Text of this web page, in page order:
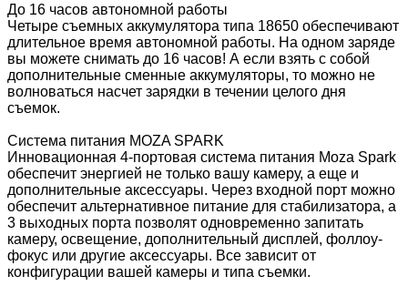
До 16 часов автономной работы
Четыре съемных аккумулятора типа 18650 обеспечивают
длительное время автономной работы. На одном заряде
вы можете снимать до 16 часов! А если взять с собой
дополнительные сменные аккумуляторы, то можно не
волноваться насчет зарядки в течении целого дня
съемок.
Система питания MOZA SPARK
Инновационная 4-портовая система питания Moza Spark
обеспечит энергией не только вашу камеру, а еще и
дополнительные аксессуары. Через входной порт можно
обеспечит альтернативное питание для стабилизатора, а
3 выходных порта позволят одновременно запитать
камеру, освещение, дополнительный дисплей, фоллоу-
фокус или другие аксессуары. Все зависит от
конфигурации вашей камеры и типа съемки.